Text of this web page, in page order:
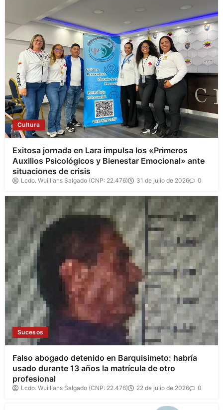
Cultura
Exitosa jornada en Lara impulsa los «Primeros
Auxilios Psicológicos y Bienestar Emocional» ante
situaciones de crisis
Lcdo. Wuillians Salgado (CNP: 22.476) 31 de julio de 2026 0
Sucesos
Falso abogado detenido en Barquisimeto: habría
usado durante 13 años la matrícula de otro
profesional
Lcdo. Wuillians Salgado (CNP: 22.476) 22 de julio de 2026 0